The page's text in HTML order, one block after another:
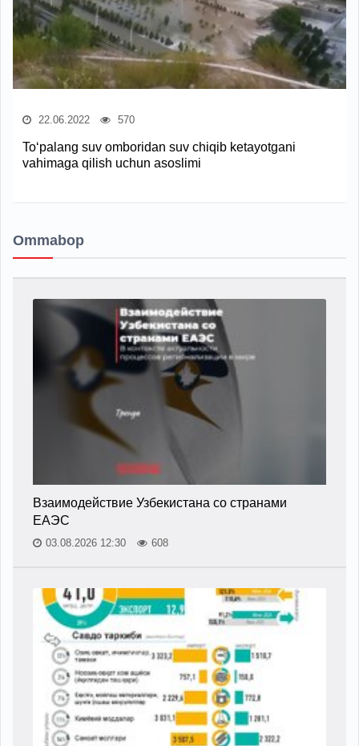
22.06.2022 570
To‘palang suv omboridan suv chiqib ketayotgani
vahimaga qilish uchun asoslimi
Ommabop
Взаимодействие Узбекистана со странами
ЕАЭС
03.08.2026 12:30 608